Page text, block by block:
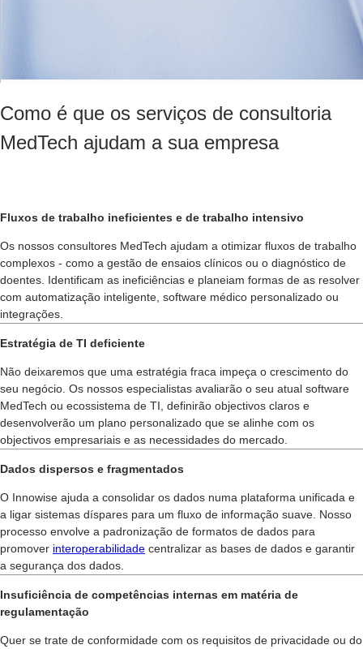
Como é que os serviços de consultoria
MedTech ajudam a sua empresa
Fluxos de trabalho ineficientes e de trabalho intensivo
Os nossos consultores MedTech ajudam a otimizar fluxos de trabalho
complexos - como a gestão de ensaios clínicos ou o diagnóstico de
doentes. Identificam as ineficiências e planeiam formas de as resolver
com automatização inteligente, software médico personalizado ou
integrações.
Estratégia de TI deficiente
Não deixaremos que uma estratégia fraca impeça o crescimento do
seu negócio. Os nossos especialistas avaliarão o seu atual software
MedTech ou ecossistema de TI, definirão objectivos claros e
desenvolverão um plano personalizado que se alinhe com os
objectivos empresariais e as necessidades do mercado.
Dados dispersos e fragmentados
O Innowise ajuda a consolidar os dados numa plataforma unificada e
a ligar sistemas díspares para um fluxo de informação suave. Nosso
processo envolve a padronização de formatos de dados para
promover interoperabilidade centralizar as bases de dados e garantir
a segurança dos dados.
Insuficiência de competências internas em matéria de
regulamentação
Quer se trate de conformidade com os requisitos de privacidade ou do